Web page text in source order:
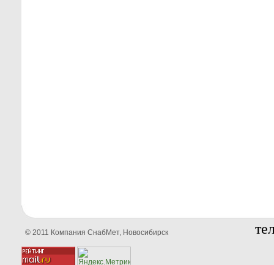
© 2011 Компания СнабМет, Новосибирск